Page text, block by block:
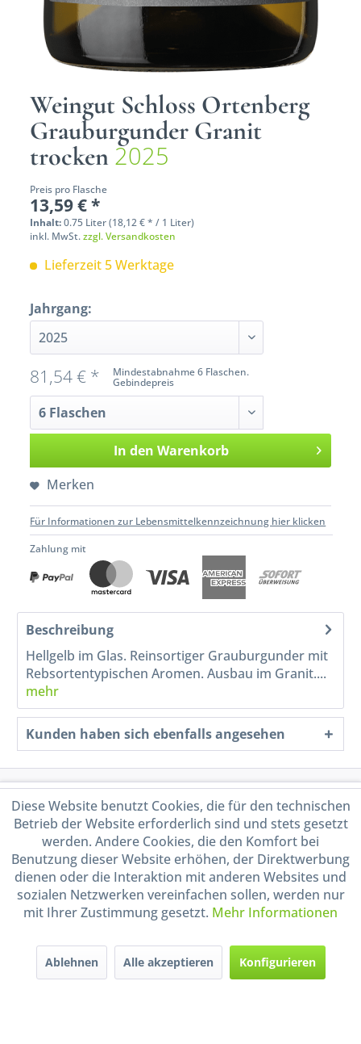
Weingut Schloss Ortenberg
Grauburgunder Granit
trocken 2025
Preis pro Flasche
13,59 € *
Inhalt:0.75 Liter (18,12 € * / 1 Liter)
inkl. MwSt.zzgl. Versandkosten
Lieferzeit 5 Werktage
Jahrgang:
Mindestabnahme 6 Flaschen.
Gebindepreis
81,54 € *
In den Warenkorb
Merken
Für Informationen zur Lebensmittelkennzeichnung hier klicken
Zahlung mit
Beschreibung
Hellgelb im Glas. Reinsortiger Grauburgunder mit
Rebsortentypischen Aromen. Ausbau im Granit....
mehr
Kunden haben sich ebenfalls angesehen
Service Hotline
Shop Service
Informationen
Handel mit BIO-Weinen
durch DE-ÖKO-009
Diese Website benutzt Cookies, die für den technischen
Betrieb der Website erforderlich sind und stets gesetzt
werden. Andere Cookies, die den Komfort bei
Benutzung dieser Website erhöhen, der Direktwerbung
dienen oder die Interaktion mit anderen Websites und
sozialen Netzwerken vereinfachen sollen, werden nur
mit Ihrer Zustimmung gesetzt. Mehr Informationen
Ablehnen Alle akzeptieren Konfigurieren